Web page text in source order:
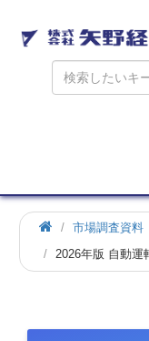
市場調査資料
2026年版 自動運